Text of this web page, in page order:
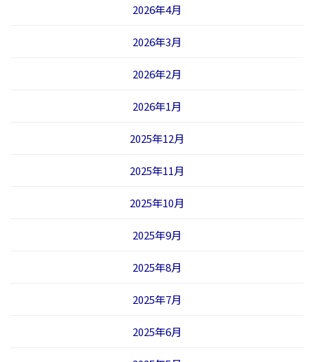
2026年4月
2026年3月
2026年2月
2026年1月
2025年12月
2025年11月
2025年10月
2025年9月
2025年8月
2025年7月
2025年6月